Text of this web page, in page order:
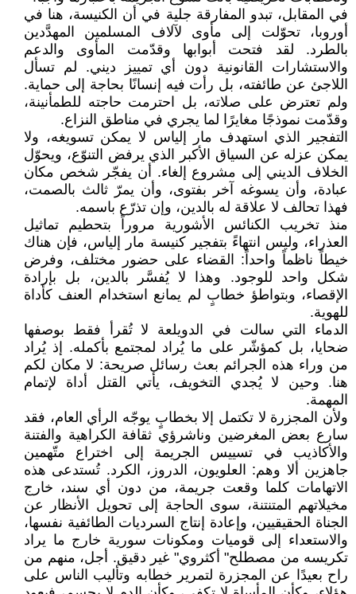
في المقابل، تبدو المفارقة جلية في أن الكنيسة، هنا في
أوروبا، تحوّلت إلى مأوى لآلاف المسلمين المهدَّدين
بالطرد. لقد فتحت أبوابها وقدّمت المأوى والدعم
والاستشارات القانونية دون أي تمييز ديني. لم تسأل
اللاجئ عن طائفته، بل رأت فيه إنسانًا بحاجة إلى حماية.
ولم تعترض على صلاته، بل احترمت حاجته للطمأنينة،
وقدّمت نموذجًا مغايرًا لما يجري في مناطق النزاع.
التفجير الذي استهدف مار إلياس لا يمكن تسويغه، ولا
يمكن عزله عن السياق الأكبر الذي يرفض التنوّع، ويحوّل
الخلاف الديني إلى مشروع إلغاء. أن يفجّر شخص مكان
عبادة، وأن يسوغه آخر بفتوى، وأن يمرّ ثالث بالصمت،
فهذا تحالف لا علاقة له بالدين، وإن تذرّع باسمه.
منذ تخريب الكنائس الأشورية مروراً بتحطيم تماثيل
العذراء، وليس انتهاءً بتفجير كنيسة مار إلياس، فإن هناك
خيطاً ناظماً واحداً: القضاء على حضور مختلف، وفرض
شكل واحد للوجود. وهذا لا يُفسَّر بالدين، بل بإرادة
الإقصاء، وبتواطؤ خطابٍ لم يمانع استخدام العنف كأداة
للهوية.
الدماء التي سالت في الدويلعة لا تُقرأ فقط بوصفها
ضحايا، بل كمؤشّر على ما يُراد لمجتمع بأكمله. إذ يُراد
من وراء هذه الجرائم بعث رسائل صريحة: لا مكان لكم
هنا. وحين لا يُجدي التخويف، يأتي القتل أداة لإتمام
المهمة.
ولأن المجزرة لا تكتمل إلا بخطابٍ يوجّه الرأي العام، فقد
سارع بعض المغرضين وناشرؤي ثقافة الكراهية والفتنة
والأكاذيب في تسييس الجريمة إلى اختراع متّهمين
جاهزين ألا وهم: العلويون، الدروز، الكرد. تُستدعى هذه
الاتهامات كلما وقعت جريمة، من دون أي سند، خارج
مخيلاتهم المتنتنة، سوى الحاجة إلى تحويل الأنظار عن
الجناة الحقيقيين، وإعادة إنتاج السرديات الطائفية نفسها،
والاستعداء إلى قوميات ومكونات سورية خارج ما يراد
تكريسه من مصطلح" أكثروي" غير دقيق. أجل، منهم من
راح بعيدًا عن المجزرة لتمرير خطابه وتأليب الناس على